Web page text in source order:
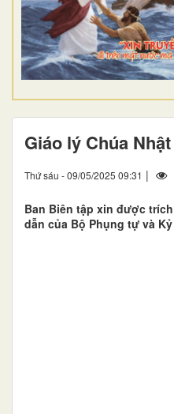
Giáo lý Chúa
Thứ sáu - 09/05/2025 09:31 |
Ban Biên tập xin được
dẫn của Bộ Phụng tự và